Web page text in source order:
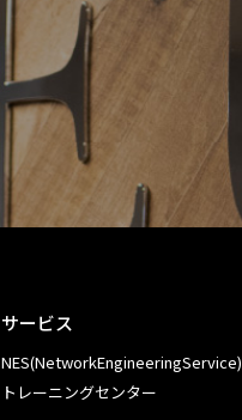
サービス
NES(NetworkEngineeringService)
トレーニングセンター